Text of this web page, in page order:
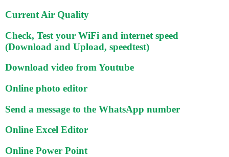
Current Air Quality
Check, Test your WiFi and internet speed
(Download and Upload, speedtest)
Download video from Youtube
Online photo editor
Send a message to the WhatsApp number
Online Excel Editor
Online Power Point